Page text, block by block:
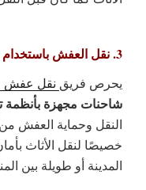
3. نقل العفش باستخدام شاحنات مجهزة خصيصًا
يحرص فريق نقل عفش
شاحنات مجهزة بأنظمة
النقل وحماية العفش
خصيصًا لنقل الأثاث
المدينة أو طويلة بين